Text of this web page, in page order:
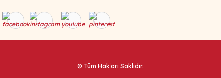
© Tüm Hakları Saklıdır.